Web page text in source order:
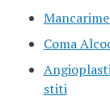
Coma
stiti